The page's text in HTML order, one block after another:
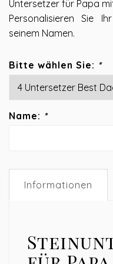
Untersetzer für Papa
Personalisieren Sie
seinem Namen.
Bitte wählen Sie: *
Name: *
Informationen